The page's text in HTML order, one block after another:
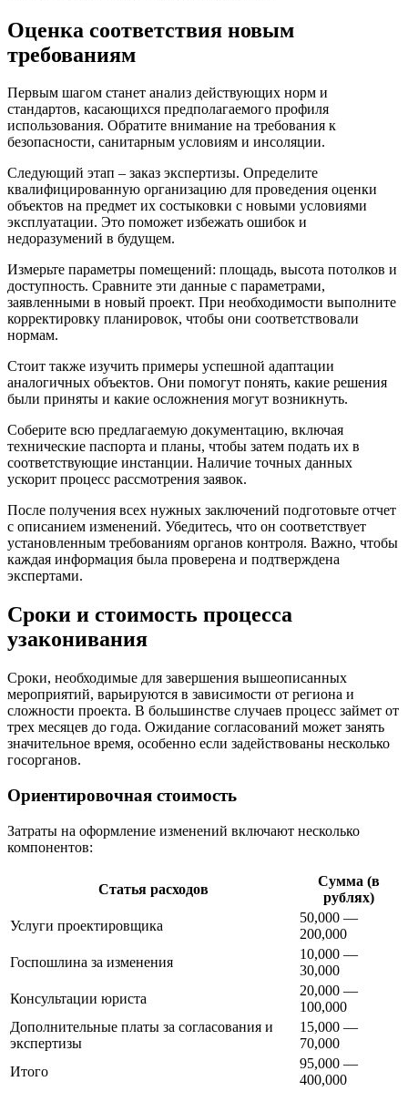
Оценка соответствия новым
требованиям
Первым шагом станет анализ действующих норм и
стандартов, касающихся предполагаемого профиля
использования. Обратите внимание на требования к
безопасности, санитарным условиям и инсоляции.
Следующий этап – заказ экспертизы. Определите
квалифицированную организацию для проведения оценки
объектов на предмет их состыковки с новыми условиями
эксплуатации. Это поможет избежать ошибок и
недоразумений в будущем.
Измерьте параметры помещений: площадь, высота потолков и
доступность. Сравните эти данные с параметрами,
заявленными в новый проект. При необходимости выполните
корректировку планировок, чтобы они соответствовали
нормам.
Стоит также изучить примеры успешной адаптации
аналогичных объектов. Они помогут понять, какие решения
были приняты и какие осложнения могут возникнуть.
Соберите всю предлагаемую документацию, включая
технические паспорта и планы, чтобы затем подать их в
соответствующие инстанции. Наличие точных данных
ускорит процесс рассмотрения заявок.
После получения всех нужных заключений подготовьте отчет
с описанием изменений. Убедитесь, что он соответствует
установленным требованиям органов контроля. Важно, чтобы
каждая информация была проверена и подтверждена
экспертами.
Сроки и стоимость процесса
узаконивания
Сроки, необходимые для завершения вышеописанных
мероприятий, варьируются в зависимости от региона и
сложности проекта. В большинстве случаев процесс займет от
трех месяцев до года. Ожидание согласований может занять
значительное время, особенно если задействованы несколько
госорганов.
Ориентировочная стоимость
Затраты на оформление изменений включают несколько
компонентов:
Статья расходов
Сумма (в
рублях)
Услуги проектировщика
50,000 —
200,000
Госпошлина за изменения
10,000 —
30,000
Консультации юриста
20,000 —
100,000
Дополнительные платы за согласования и
экспертизы
15,000 —
70,000
Итого
95,000 —
400,000